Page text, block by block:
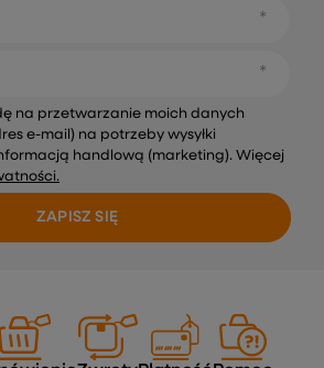
na przetwarzanie moich danych
e-mail) na potrzeby wysyłki
handlową (marketing). Więcej
ZAPISZ SIĘ